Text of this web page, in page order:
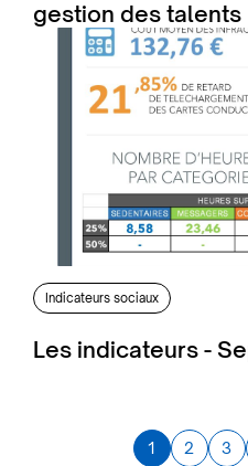
gestion des talents
Indicateurs sociaux
Les indicateurs -
1 2 3